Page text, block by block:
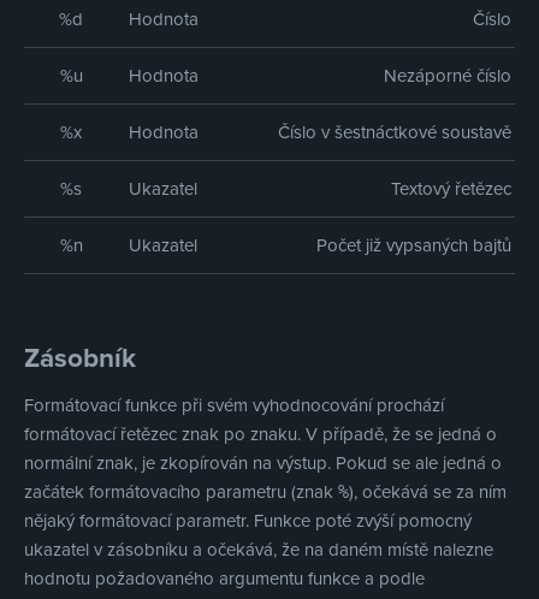
%d Hodnota Číslo
%u Hodnota Nezáporné číslo
%x Hodnota Číslo v šestnáctkové soustavě
%s Ukazatel Textový řetězec
%n Ukazatel Počet již vypsaných bajtů
Zásobník
Formátovací funkce při svém vyhodnocování prochází
formátovací řetězec znak po znaku. V případě, že se jedná o
normální znak, je zkopírován na výstup. Pokud se ale jedná o
začátek formátovacího parametru (znak %), očekává se za ním
nějaký formátovací parametr. Funkce poté zvýší pomocný
ukazatel v zásobníku a očekává, že na daném místě nalezne
hodnotu požadovaného argumentu funkce a podle